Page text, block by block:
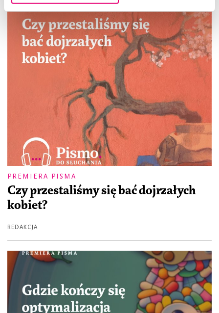
PREMIERA PISMA
Czy przestaliśmy się bać dojrzałych
kobiet?
REDAKCJA